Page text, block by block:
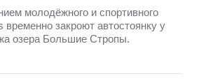
молодёжного и спортивного
закроют автостоянку у
озера Большие Стропы.